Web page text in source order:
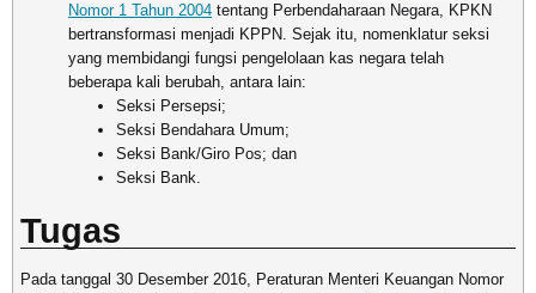
Nomor 1 Tahun 2004 tentang Perbendaharaan Negara, KPKN
bertransformasi menjadi KPPN. Sejak itu, nomenklatur seksi
yang membidangi fungsi pengelolaan kas negara telah
beberapa kali berubah, antara lain:
Seksi Persepsi;
Seksi Bendahara Umum;
Seksi Bank/Giro Pos; dan
Seksi Bank.
Tugas
Pada tanggal 30 Desember 2016, Peraturan Menteri Keuangan Nomor